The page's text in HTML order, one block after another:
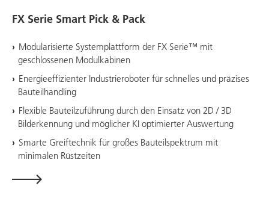
FX Serie Smart Pick & Pack
Modularisierte Systemplattform der FX Serie™ mit
geschlossenen Modulkabinen
Energieeffizienter Industrieroboter für schnelles und präzises
Bauteilhandling
Flexible Bauteilzuführung durch den Einsatz von 2D / 3D
Bilderkennung und möglicher KI optimierter Auswertung
Smarte Greiftechnik für großes Bauteilspektrum mit
minimalen Rüstzeiten